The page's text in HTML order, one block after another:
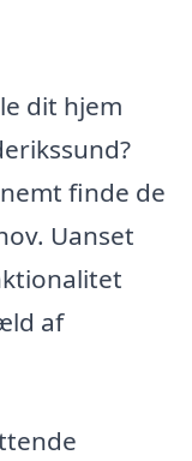
dit hjem
finde de
Uanset
af